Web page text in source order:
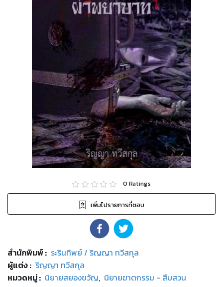
0 Ratings
เพิ่มไปรายการที่ชอบ
สำนักพิมพ์: ระรินทิพย์ / ริญญา ทวีสกุล
ผู้แต่ง : ริญญา ทวีสกุล
หมวดหมู่: นิยายสยองขวัญ, นิยายฆาตกรรม - สืบสวน